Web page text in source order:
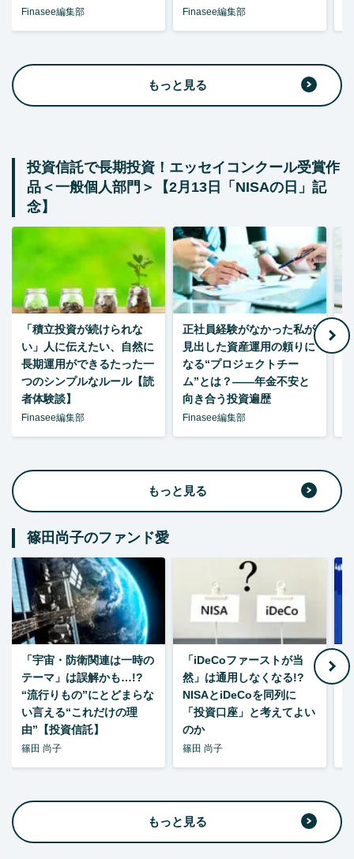
Finasee編集部 Finasee編集部
もっと見る
投資信託で長期投資！エッセイコンクール受賞作
品＜一般個人部門＞【2月13日「NISAの日」記
念】
「積立投資が続けられな
い」人に伝えたい、自然に
長期運用ができるたった一
つのシンプルなルール【読
者体験談】
Finasee編集部
正社員経験がなかった私が
見出した資産運用の頼りに
なる“プロジェクトチー
ム”とは？――年金不安と
向き合う投資遍歴
Finasee編集部
もっと見る
篠田尚子のファンド愛
「宇宙・防衛関連は一時の
テーマ」は誤解かも…!?
“流行りもの”にとどまらな
い言える“これだけの理
由”【投資信託】
篠田 尚子
「iDeCoファーストが当
然」は通用しなくなる!?
NISAとiDeCoを同列に
「投資口座」と考えてよい
のか
篠田 尚子
もっと見る